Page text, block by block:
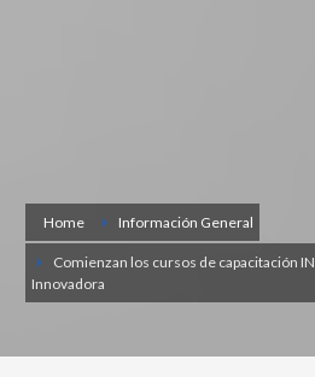
Home Información General
Comienzan los cursos de capacitación
Innovadora